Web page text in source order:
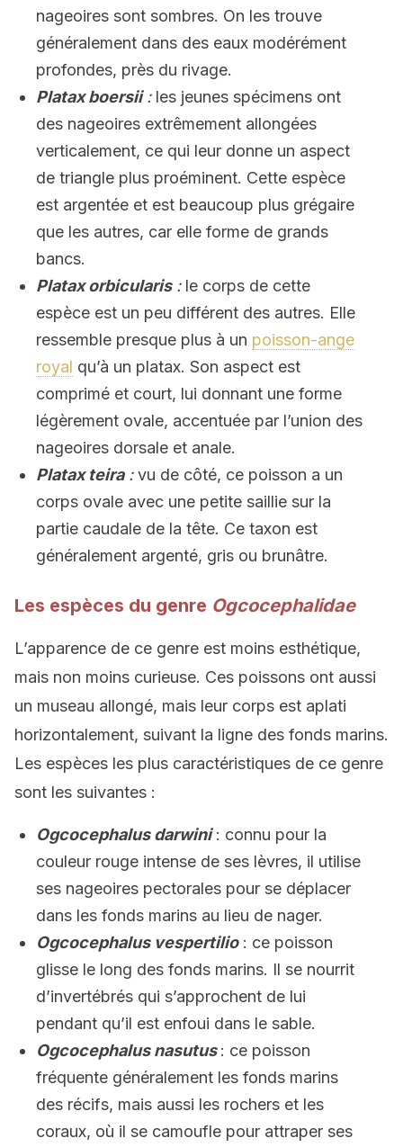
nageoires sont sombres. On les trouve
généralement dans des eaux modérément
profondes, près du rivage.
Platax boersii: les jeunes spécimens ont
des nageoires extrêmement allongées
verticalement, ce qui leur donne un aspect
de triangle plus proéminent. Cette espèce
est argentée et est beaucoup plus grégaire
que les autres, car elle forme de grands
bancs.
Platax orbicularis:le corps de cette
espèce est un peu différent des autres. Elle
ressemble presque plus à un poisson-ange
royal qu’à un platax. Son aspect est
comprimé et court, lui donnant une forme
légèrement ovale, accentuée par l’union des
nageoires dorsale et anale.
Platax teira:vu de côté, ce poisson a un
corps ovale avec une petite saillie sur la
partie caudale de la tête. Ce taxon est
généralement argenté, gris ou brunâtre.
Les espèces du genre Ogcocephalidae
L’apparence de ce genre est moins esthétique,
mais non moins curieuse. Ces poissons ont aussi
un museau allongé, mais leur corps est aplati
horizontalement, suivant la ligne des fonds marins.
Les espèces les plus caractéristiques de ce genre
sont les suivantes :
Ogcocephalus darwini: connu pour la
couleur rouge intense de ses lèvres, il utilise
ses nageoires pectorales pour se déplacer
dans les fonds marins au lieu de nager.
Ogcocephalus vespertilio: ce poisson
glisse le long des fonds marins. Il se nourrit
d’invertébrés qui s’approchent de lui
pendant qu’il est enfoui dans le sable.
Ogcocephalus nasutus: ce poisson
fréquente généralement les fonds marins
des récifs, mais aussi les rochers et les
coraux, où il se camoufle pour attraper ses